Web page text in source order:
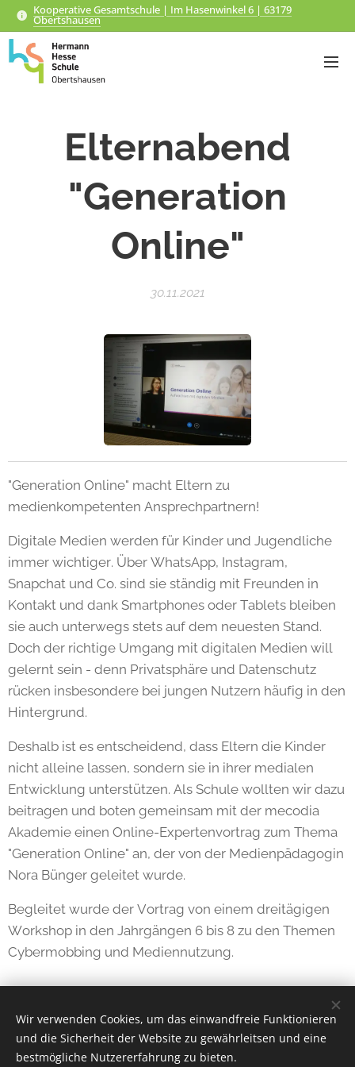
Kooperative Gesamtschule | Im Hasenwinkel 6 | 63179
Obertshausen
Elternabend
"Generation
Online"
30.11.2021
"Generation Online" macht Eltern zu
medienkompetenten Ansprechpartnern!
Digitale Medien werden für Kinder und Jugendliche
immer wichtiger. Über WhatsApp, Instagram,
Snapchat und Co. sind sie ständig mit Freunden in
Kontakt und dank Smartphones oder Tablets bleiben
sie auch unterwegs stets auf dem neuesten Stand.
Doch der richtige Umgang mit digitalen Medien will
gelernt sein - denn Privatsphäre und Datenschutz
rücken insbesondere bei jungen Nutzern häufig in den
Hintergrund.
Deshalb ist es entscheidend, dass Eltern die Kinder
nicht alleine lassen, sondern sie in ihrer medialen
Entwicklung unterstützen. Als Schule wollten wir dazu
beitragen und boten gemeinsam mit der mecodia
Akademie einen Online-Expertenvortrag zum Thema
"Generation Online" an, der von der Medienpädagogin
Nora Bünger geleitet wurde.
Begleitet wurde der Vortrag von einem dreitägigen
Workshop in den Jahrgängen 6 bis 8 zu den Themen
Cybermobbing und Mediennutzung.
Wir verwenden Cookies, um das einwandfreie Funktionieren
und die Sicherheit der Website zu gewährleitsen und eine
bestmögliche Nutzererfahrung zu bieten.